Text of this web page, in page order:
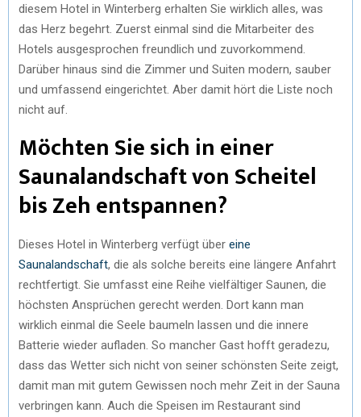
diesem Hotel in Winterberg erhalten Sie wirklich alles, was
das Herz begehrt. Zuerst einmal sind die Mitarbeiter des
Hotels ausgesprochen freundlich und zuvorkommend.
Darüber hinaus sind die Zimmer und Suiten modern, sauber
und umfassend eingerichtet. Aber damit hört die Liste noch
nicht auf.
Möchten Sie sich in einer
Saunalandschaft von Scheitel
bis Zeh entspannen?
Dieses Hotel in Winterberg verfügt über eine
Saunalandschaft, die als solche bereits eine längere Anfahrt
rechtfertigt. Sie umfasst eine Reihe vielfältiger Saunen, die
höchsten Ansprüchen gerecht werden. Dort kann man
wirklich einmal die Seele baumeln lassen und die innere
Batterie wieder aufladen. So mancher Gast hofft geradezu,
dass das Wetter sich nicht von seiner schönsten Seite zeigt,
damit man mit gutem Gewissen noch mehr Zeit in der Sauna
verbringen kann. Auch die Speisen im Restaurant sind